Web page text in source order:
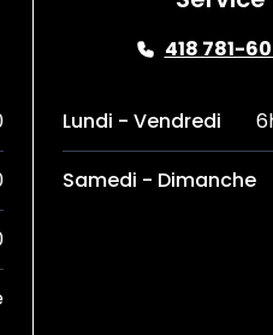
418 781-
Lundi - Vendredi
Samedi - Dimanche